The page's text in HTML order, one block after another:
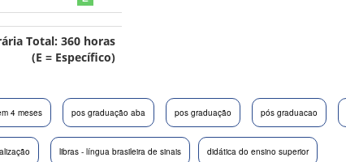
Total: 360 horas
(E = Específico)
4 meses pos graduação aba pos graduação pós graduacao
libras - língua brasileira de sinais didática do ensino superior